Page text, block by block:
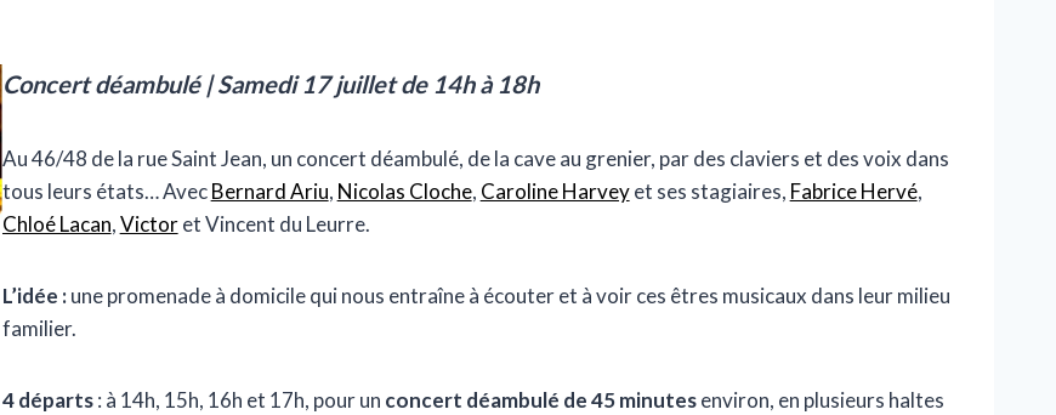
Concert déambulé |Samedi 17 juillet de 14h à 18h
Au 46/48 de la rue Saint Jean, un concert déambulé, de la cave au grenier, par des claviers et des voix dans
tous leurs états… AvecBernard Ariu, Nicolas Cloche, Caroline Harveyet ses stagiaires, Fabrice Hervé,
Chloé Lacan,Victoret Vincent du Leurre.
L’idée :une promenade à domicile qui nous entraîne à écouter et à voir ces êtres musicaux dans leur milieu
familier.
4 départs: à 14h, 15h, 16h et 17h, pour un concert déambulé de 45 minutesenviron, en plusieurs haltes